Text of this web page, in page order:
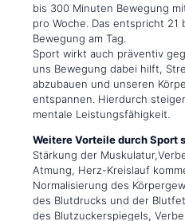
bis 300 Minuten Bewegung
pro Woche. Das entspricht 21
Bewegung am Tag.
Sport wirkt auch präventiv
uns Bewegung dabei hilft,
abzubauen und unseren
entspannen. Hierdurch
mentale Leistungsfähigkeit.
Weitere Vorteile durch Sport
Stärkung der
Atmung, Herz-Kreislauf
Normalisierung des
des Blutdrucks und der
des Blutzuckerspiegels,